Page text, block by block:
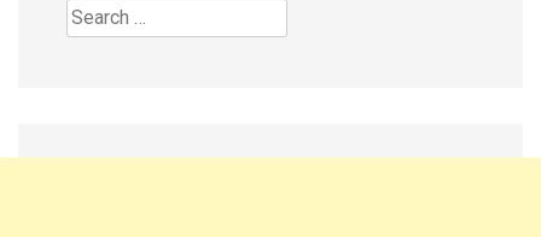
Search
for: